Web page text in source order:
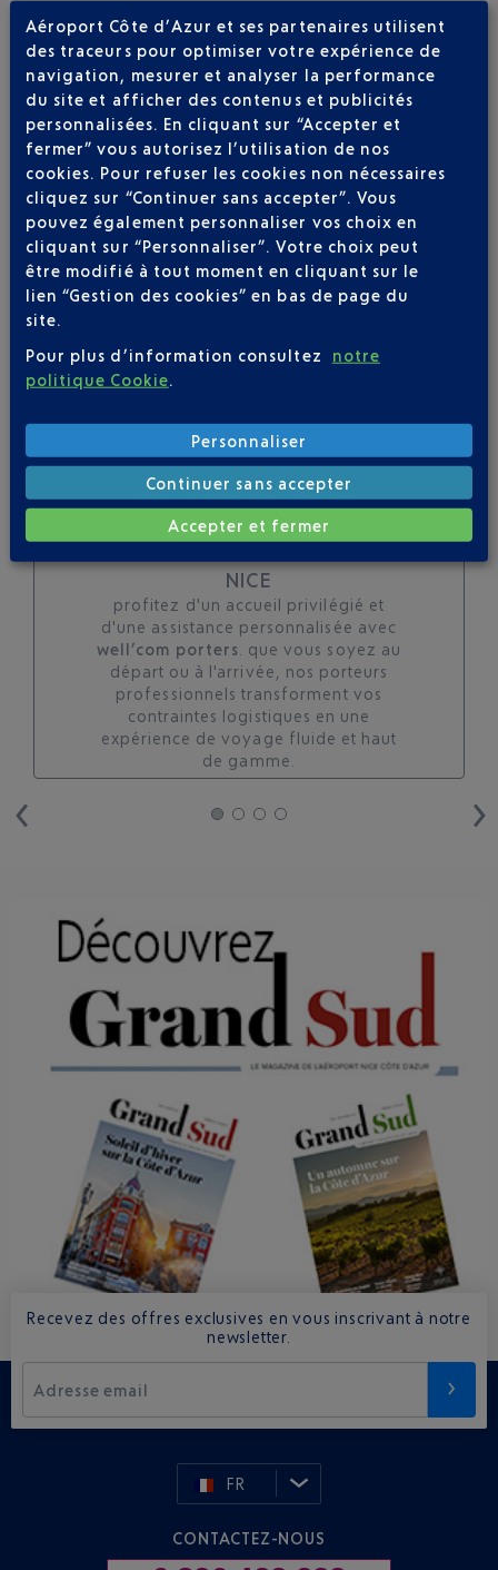
Soyez notifié(e) de
toutes les évolutions
pour ce vol
SERVICE PORTEURS DE
NICE
profitez d'un accueil privilégié et
d'une assistance personnalisée avec
well’com porters . que vous soyez au
départ ou à l'arrivée, nos porteurs
professionnels transforment vos
contraintes logistiques en une
expérience de voyage fluide et haut
de gamme.
Recevez des offres exclusives en vous inscrivant à notre
newsletter.
Adresse email
FR
CONTACTEZ-NOUS
Aéroport Côte d’Azur et ses partenaires utilisent
des traceurs pour optimiser votre expérience de
navigation, mesurer et analyser la performance
du site et afficher des contenus et publicités
personnalisées. En cliquant sur “Accepter et
fermer” vous autorisez l’utilisation de nos
cookies. Pour refuser les cookies non nécessaires
cliquez sur “Continuer sans accepter”. Vous
pouvez également personnaliser vos choix en
cliquant sur “Personnaliser”. Votre choix peut
être modifié à tout moment en cliquant sur le
lien “Gestion des cookies” en bas de page du
site.
Pour plus d’information consultez
notre
politique Cookie.
Personnaliser
Continuer sans accepter
Accepter et fermer